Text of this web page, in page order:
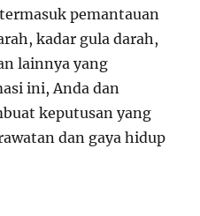
pemantauan
kadar gula darah,
lainnya yang
ini, Anda dan
keputusan yang
dan gaya hidup